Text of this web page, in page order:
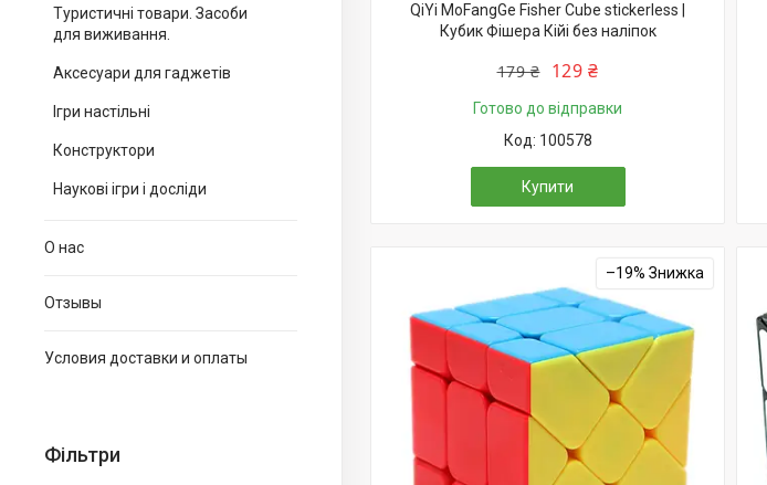
Туристичні товари. Засоби
для виживання.
Аксесуари для гаджетів
Ігри настільні
Конструктори
Наукові ігри і досліди
О нас
Отзывы
Условия доставки и оплаты
Фільтри
QiYi MoFangGe Fisher Cube stickerless |
Кубик Фішера Кійі без наліпок
179 ₴ 129 ₴
Готово до відправки
100578
Купити
–19%